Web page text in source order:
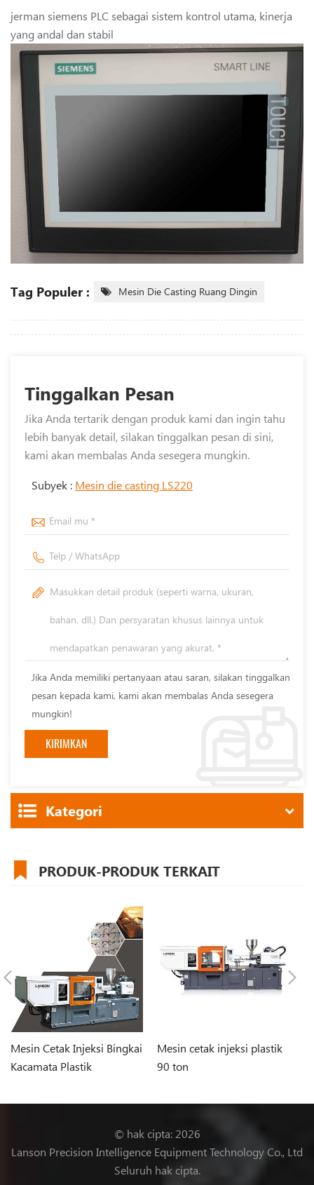
jerman siemens PLC sebagai sistem kontrol utama, kinerja
yang andal dan stabil
Tag Populer : Mesin Die Casting Ruang Dingin
Tinggalkan Pesan
Jika Anda tertarik dengan produk kami dan ingin tahu
lebih banyak detail, silakan tinggalkan pesan di sini,
kami akan membalas Anda sesegera mungkin.
Subyek : Mesin die casting LS220
Jika Anda memiliki pertanyaan atau saran, silakan tinggalkan
pesan kepada kami, kami akan membalas Anda sesegera
mungkin!
Kategori
PRODUK-PRODUK TERKAIT
Mesin Cetak Injeksi Bingkai
Kacamata Plastik
Mesin cetak injeksi plastik
90 ton
© hak cipta: 2026
Lanson Precision Intelligence Equipment Technology Co., Ltd
Seluruh hak cipta.